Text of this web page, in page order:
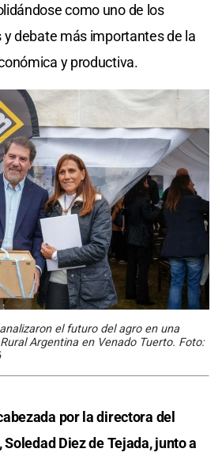
como uno de los
y debate más importantes de la
y productiva.
el futuro del agro en una
Argentina en Venado Tuerto. Foto:
por la directora del
Diez de Tejada, junto a